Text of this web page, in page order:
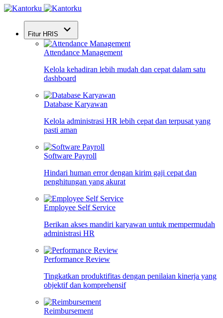
Fitur HRIS
Attendance Management
Kelola kehadiran lebih mudah dan cepat dalam satu
dashboard
Database Karyawan
Kelola administrasi HR lebih cepat dan terpusat yang
pasti aman
Software Payroll
Hindari human error dengan kirim gaji cepat dan
penghitungan yang akurat
Employee Self Service
Berikan akses mandiri karyawan untuk mempermudah
administrasi HR
Performance Review
Tingkatkan produktifitas dengan penilaian kinerja yang
objektif dan komprehensif
Reimbursement